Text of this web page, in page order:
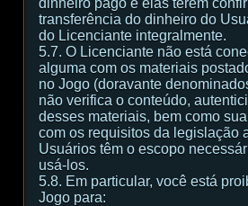
dinheiro pago e elas terem
transferência do dinheiro do
do Licenciante integralmente.
5.7. O Licenciante não está
alguma com os materiais
no Jogo (doravante
não verifica o conteúdo,
desses materiais, bem como
com os requisitos da legislação
Usuários têm o escopo
usá-los.
5.8. Em particular, você está
Jogo para: